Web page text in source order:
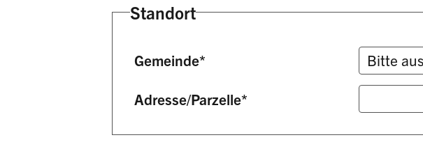
Standort
Gemeinde*
Adresse/Parzelle*